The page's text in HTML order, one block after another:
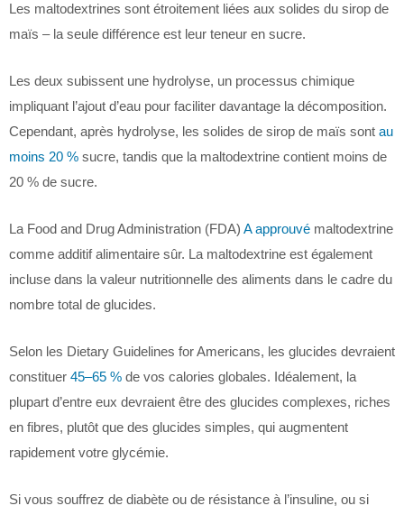
Les maltodextrines sont étroitement liées aux solides du sirop de
maïs – la seule différence est leur teneur en sucre.
Les deux subissent une hydrolyse, un processus chimique
impliquant l’ajout d’eau pour faciliter davantage la décomposition.
Cependant, après hydrolyse, les solides de sirop de maïs sont au
moins 20 % sucre, tandis que la maltodextrine contient moins de
20 % de sucre.
La Food and Drug Administration (FDA) A approuvé maltodextrine
comme additif alimentaire sûr. La maltodextrine est également
incluse dans la valeur nutritionnelle des aliments dans le cadre du
nombre total de glucides.
Selon les Dietary Guidelines for Americans, les glucides devraient
constituer 45–65 % de vos calories globales. Idéalement, la
plupart d’entre eux devraient être des glucides complexes, riches
en fibres, plutôt que des glucides simples, qui augmentent
rapidement votre glycémie.
Si vous souffrez de diabète ou de résistance à l’insuline, ou si